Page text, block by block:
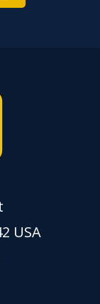
USA